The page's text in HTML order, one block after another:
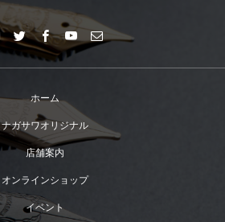
ホーム
ナガサワオリジナル
店舗案内
オンラインショップ
イベント